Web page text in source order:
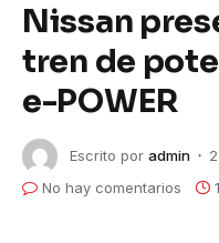
Nissan
tren de
e-POWER
Escrito por admin
No hay comentarios